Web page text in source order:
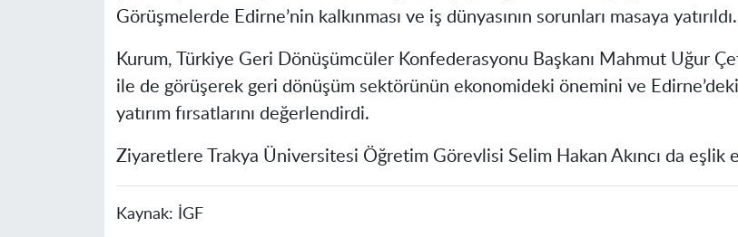
Görüşmelerde Edirne’nin kalkınması ve iş dünyasının sorunları masaya yatırıldı.
Kurum, Türkiye Geri Dönüşümcüler Konfederasyonu Başkanı Mahmut Uğur
ile de görüşerek geri dönüşüm sektörünün ekonomideki önemini ve Edirne’deki
yatırım fırsatlarını değerlendirdi.
Ziyaretlere Trakya Üniversitesi Öğretim Görevlisi Selim Hakan Akıncı da eşlik
Kaynak: İGF